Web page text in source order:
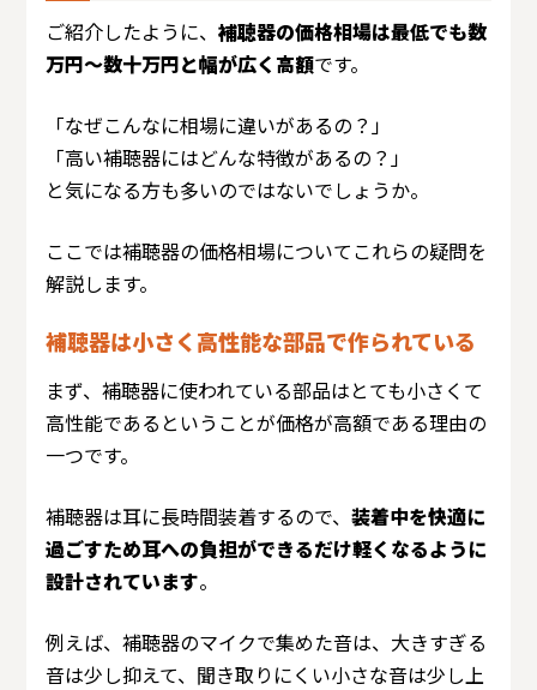
ご紹介したように、補聴器の価格相場は最低でも数
万円～数十万円と幅が広く高額です。
「なぜこんなに相場に違いがあるの？」
「高い補聴器にはどんな特徴があるの？」
と気になる方も多いのではないでしょうか。
ここでは補聴器の価格相場についてこれらの疑問を
解説します。
補聴器は小さく高性能な部品で作られている
まず、補聴器に使われている部品はとても小さくて
高性能であるということが価格が高額である理由の
一つです。
補聴器は耳に長時間装着するので、装着中を快適に
過ごすため耳への負担ができるだけ軽くなるように
設計されています。
例えば、補聴器のマイクで集めた音は、大きすぎる
音は少し抑えて、聞き取りにくい小さな音は少し上